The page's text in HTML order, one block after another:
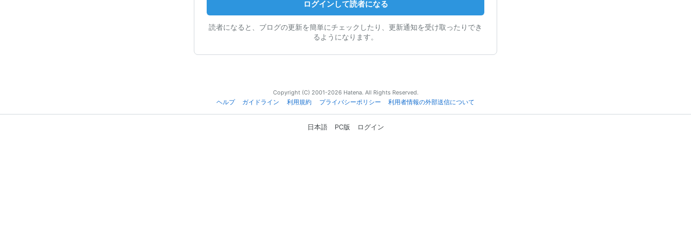
ログインして読者になる
読者になると、ブログの更新を簡単にチェックしたり、更新通知を受け取ったりでき
るようになります。
Copyright (C) 2001-2026 Hatena. All Rights Reserved.
ヘルプ
ガイドライン 利用規約 プライバシーポリシー 利用者情報の外部送信について
日本語 PC版 ログイン